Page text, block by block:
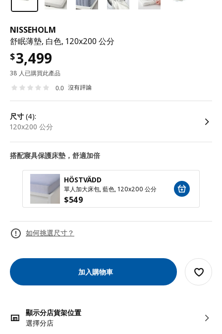
NISSEHOLM
舒眠薄墊, 白色, 120x200 公分
$3,499
38 人已購買此產品
0.0 沒有評論
尺寸 (4):
120x200 公分
搭配寢具保護床墊，舒適加倍
HÖSTVÄDD
單人加大床包, 藍色, 120x200 公分
$549
如何挑選尺寸？
加入購物車
顯示分店貨架位置
選擇分店